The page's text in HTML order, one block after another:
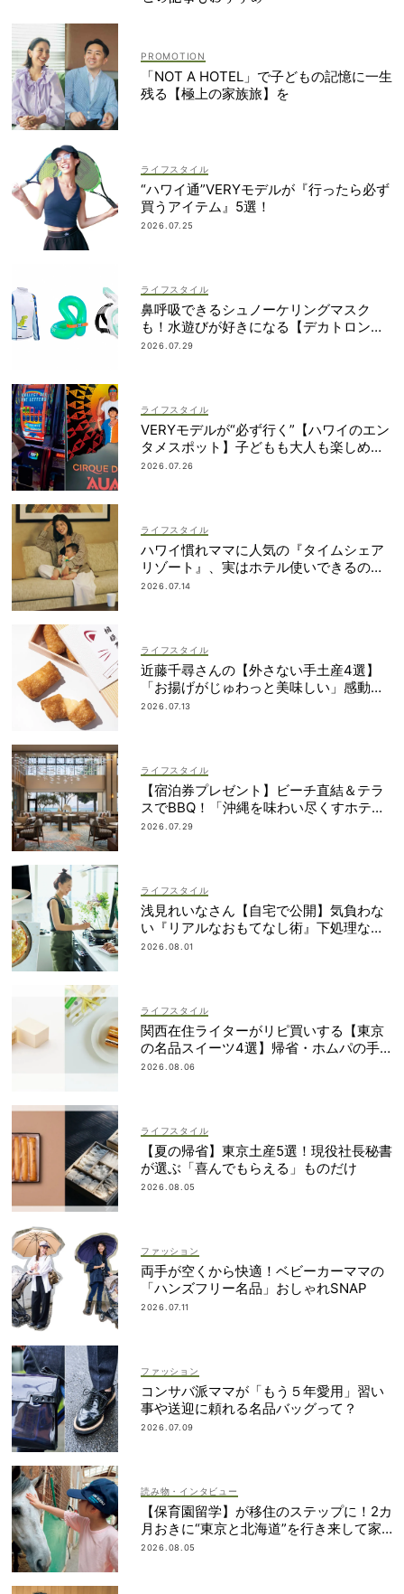
「NOT A HOTEL」で子どもの記憶に一生
残る【極上の家族旅】を
ライフスタイル
“ハワイ通”VERYモデルが『行ったら必ず
買うアイテム』5選！
2026.07.25
ライフスタイル
鼻呼吸できるシュノーケリングマスク
も！水遊びが好きになる【デカトロン】
の優秀グッズ13選
2026.07.29
ライフスタイル
VERYモデルが“必ず行く”【ハワイのエン
タメスポット】子どもも大人も楽しめる
ものって？
2026.07.26
ライフスタイル
ハワイ慣れママに人気の『タイムシェア
リゾート』、実はホテル使いできるの知
ってた？
2026.07.14
ライフスタイル
近藤千尋さんの【外さない手土産4選】
「お揚げがじゅわっと美味しい」感動も
のの逸品とは？
2026.07.13
ライフスタイル
【宿泊券プレゼント】ビーチ直結＆テラ
スでBBQ！「沖縄を味わい尽くすホテ
ル」2段ベッドやコネクティングルームも
2026.07.29
ライフスタイル
浅見れいなさん【自宅で公開】気負わな
い『リアルなおもてなし術』下処理なし
レシピや愛用品も
2026.08.01
ライフスタイル
関西在住ライターがリピ買いする【東京
の名品スイーツ4選】帰省・ホムパの手
土産に
2026.08.06
ライフスタイル
【夏の帰省】東京土産5選！現役社長秘書
が選ぶ「喜んでもらえる」ものだけ
2026.08.05
ファッション
両手が空くから快適！ベビーカーママの
「ハンズフリー名品」おしゃれSNAP
2026.07.11
ファッション
コンサバ派ママが「もう５年愛用」習い
事や送迎に頼れる名品バッグって？
2026.07.09
読み物・インタビュー
【保育園留学】が移住のステップに！2カ
月おきに“東京と北海道”を行き来して家
族で決断
2026.08.05